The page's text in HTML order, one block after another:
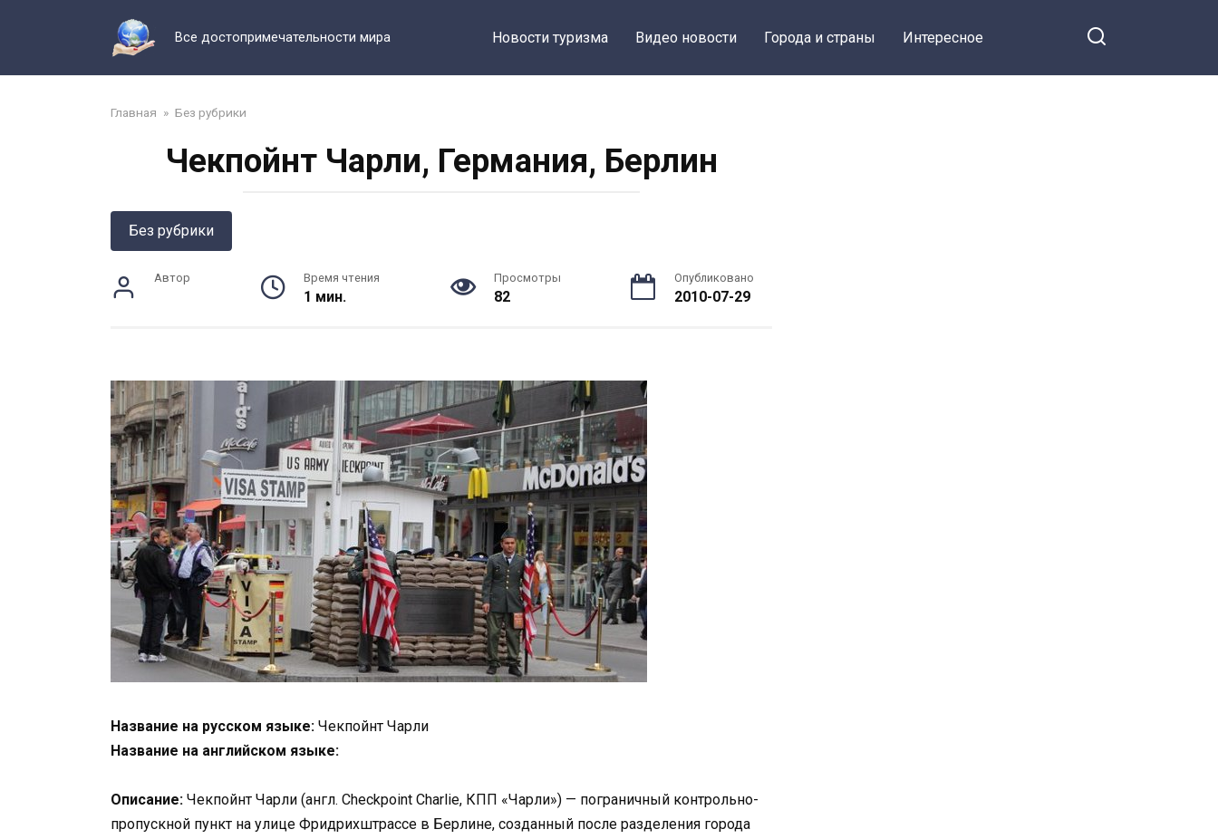
Все достопримечательности мира Новости туризма Видео новости Города и страны Интересное
Главная » Без рубрики
Чекпойнт Чарли, Германия, Берлин
Без рубрики
Автор Время чтения
1 мин.
Просмотры
82
Опубликовано
2010-07-29
Название на русском языке: Чекпойнт Чарли
Название на английском языке:
Описание: Чекпойнт Чарли (англ. Checkpoint Charlie, КПП «Чарли») — пограничный контрольно-
пропускной пункт на улице Фридрихштрассе в Берлине, созданный после разделения города